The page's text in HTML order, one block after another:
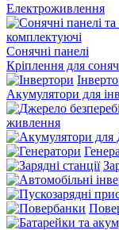
Електроживлення
комплектуючі
Сонячні панелі
Кріплення для
Акумулятори для
живлення